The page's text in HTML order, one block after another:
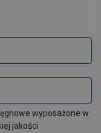
wyposażone w
jakości